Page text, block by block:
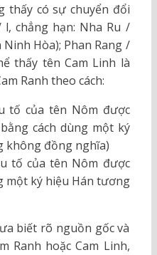
thấy có sự chuyển đổi
chẳng hạn: Nha Ru /
Hòa); Phan Rang /
thấy tên Cam Linh là
Ranh theo cách:
tố của tên Nôm được
cách dùng một ký
không đồng nghĩa)
tố của tên Nôm được
một ký hiệu Hán tương
biết rõ nguồn gốc và
Ranh hoặc Cam Linh,